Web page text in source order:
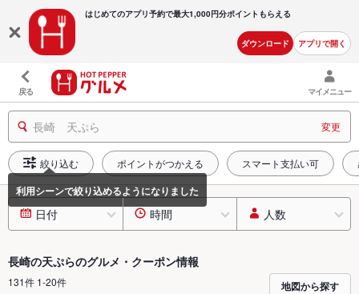
はじめてのアプリ予約で最大1,000円分ポイントもらえる
ダウンロード アプリで開く
戻る マイメニュー
長崎 天ぷら 変更
絞り込む ポイントがつかえる スマート支払い可
日付 時間 人数
長崎の天ぷらのグルメ・クーポン情報
131件 1-20件 地図から探す